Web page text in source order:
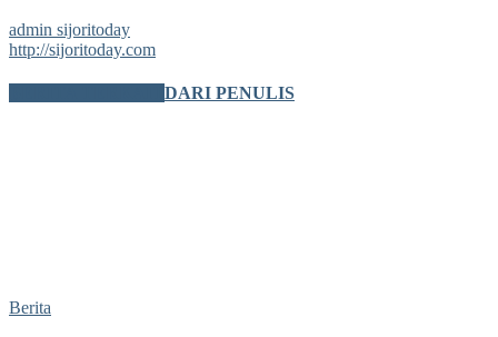
admin sijoritoday
http://sijoritoday.com
DARI PENULIS
Berita